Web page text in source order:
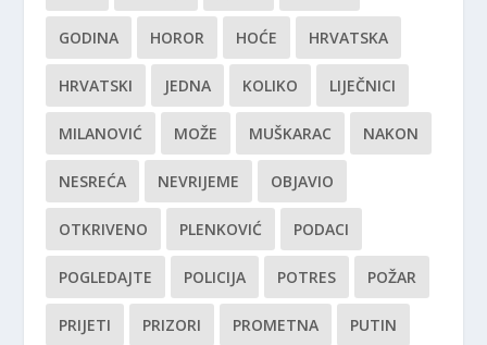
GODINA HOROR HOĆE HRVATSKA
HRVATSKI JEDNA KOLIKO LIJEČNICI
MILANOVIĆ MOŽE MUŠKARAC NAKON
NESREĆA NEVRIJEME OBJAVIO
OTKRIVENO PLENKOVIĆ PODACI
POGLEDAJTE POLICIJA POTRES POŽAR
PRIJETI PRIZORI PROMETNA PUTIN